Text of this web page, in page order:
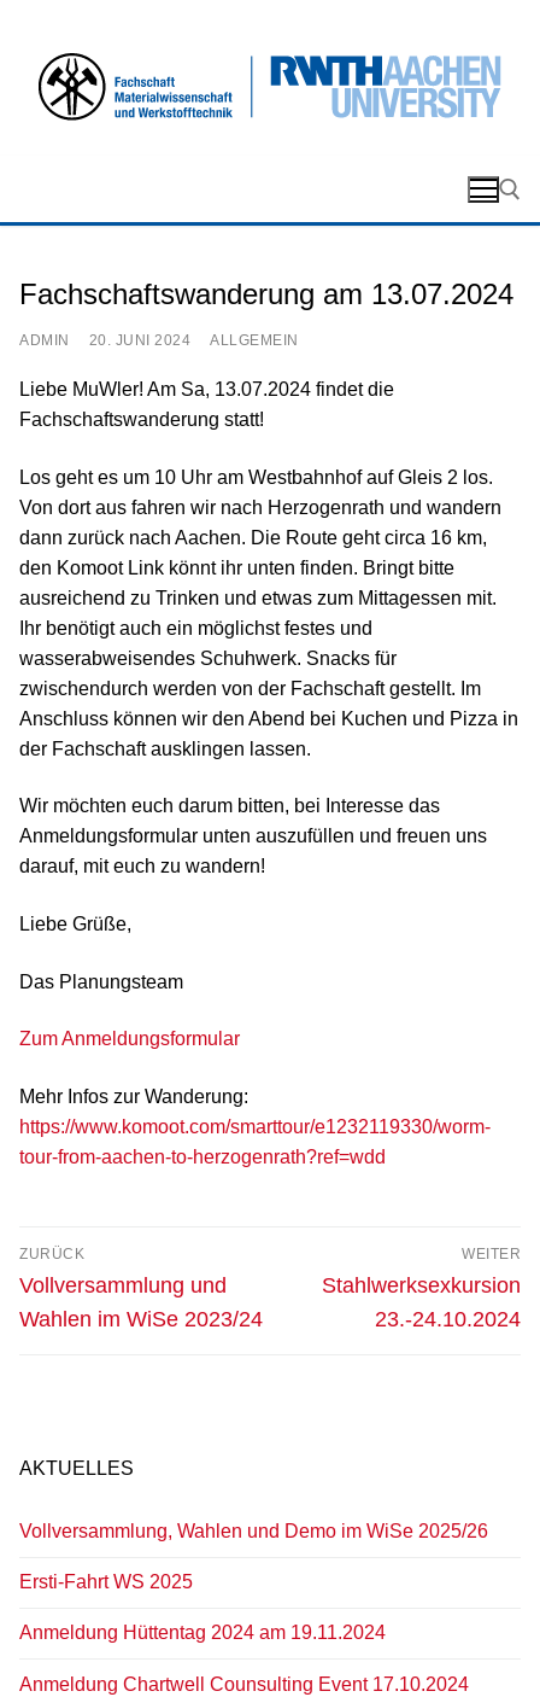
Inhalt
wechseln
Suche nach:
Fachschaftswanderung am 13.07.2024
ADMIN 20. JUNI 2024 ALLGEMEIN
Liebe MuWler! Am Sa, 13.07.2024 findet die
Fachschaftswanderung statt!
Los geht es um 10 Uhr am Westbahnhof auf Gleis 2 los.
Von dort aus fahren wir nach Herzogenrath und wandern
dann zurück nach Aachen. Die Route geht circa 16 km,
den Komoot Link könnt ihr unten finden. Bringt bitte
ausreichend zu Trinken und etwas zum Mittagessen mit.
Ihr benötigt auch ein möglichst festes und
wasserabweisendes Schuhwerk. Snacks für
zwischendurch werden von der Fachschaft gestellt. Im
Anschluss können wir den Abend bei Kuchen und Pizza in
der Fachschaft ausklingen lassen.
Wir möchten euch darum bitten, bei Interesse das
Anmeldungsformular unten auszufüllen und freuen uns
darauf, mit euch zu wandern!
Liebe Grüße,
Das Planungsteam
Zum Anmeldungsformular
Mehr Infos zur Wanderung:
https://www.komoot.com/smarttour/e1232119330/worm-
tour-from-aachen-to-herzogenrath?ref=wdd
Beitrags-
Navigation
ZURÜCK
Vorheriger
Beitrag:
Vollversammlung und
Wahlen im WiSe 2023/24
WEITER
Nächster
Beitrag:
Stahlwerksexkursion
23.-24.10.2024
AKTUELLES
Vollversammlung, Wahlen und Demo im WiSe 2025/26
Ersti-Fahrt WS 2025
Anmeldung Hüttentag 2024 am 19.11.2024
Anmeldung Chartwell Counsulting Event 17.10.2024